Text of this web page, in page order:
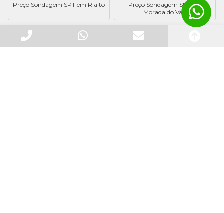
Preço Sondagem SPT em Rialto
Preço Sondagem SPT em
Morada do Vale